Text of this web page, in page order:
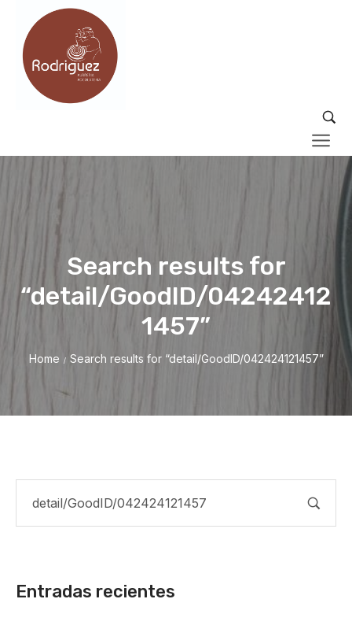
Search results for
“detail/GoodID/04242412
1457”
Home / Search results for “detail/GoodID/042424121457”
Entradas recientes